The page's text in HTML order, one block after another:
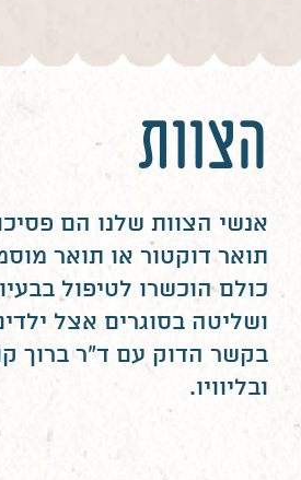
הצוות
אנשי הצוות שלנו הם
תואר דוקטור או תואר
כולם הוכשרו לטיפול
ושליטה בסוגרים אצל
בקשר הדוק עם ד”ר ברוך
ובליוויו.